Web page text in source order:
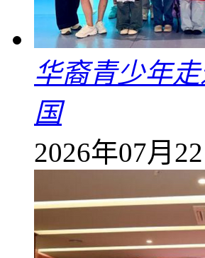
华裔青少年
国
2026年07月